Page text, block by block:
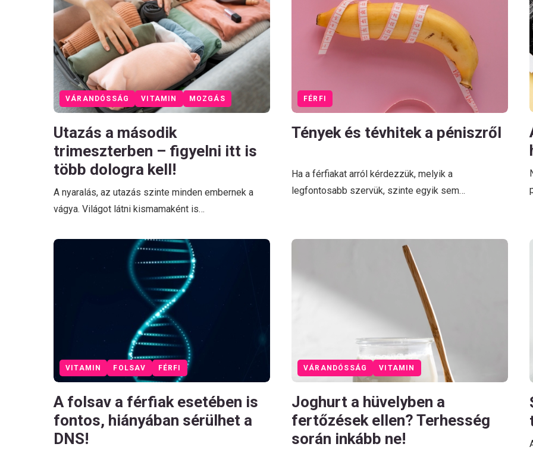
VÁRANDÓSSÁG VITAMIN MOZGÁS
Utazás a második
trimeszterben – figyelni itt is
több dologra kell!
A nyaralás, az utazás szinte minden embernek a
vágya. Világot látni kismamaként is…
FÉRFI
Tények és tévhitek a péniszről
Ha a férfiakat arról kérdezzük, melyik a
legfontosabb szervük, szinte egyik sem…
VITAMIN FOLSAV FÉRFI
A folsav a férfiak esetében is
fontos, hiányában sérülhet a
DNS!
VÁRANDÓSSÁG VITAMIN
Joghurt a hüvelyben a
fertőzések ellen? Terhesség
során inkább ne!